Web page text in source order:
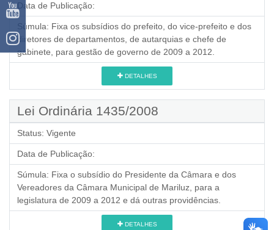
Data de Publicação:
Súmula: Fixa os subsídios do prefeito, do vice-prefeito e dos
diretores de departamentos, de autarquias e chefe de
gabinete, para gestão de governo de 2009 a 2012.
DETALHES
Lei Ordinária 1435/2008
Status: Vigente
Data de Publicação:
Súmula: Fixa o subsídio do Presidente da Câmara e dos
Vereadores da Câmara Municipal de Mariluz, para a
legislatura de 2009 a 2012 e dá outras providências.
DETALHES